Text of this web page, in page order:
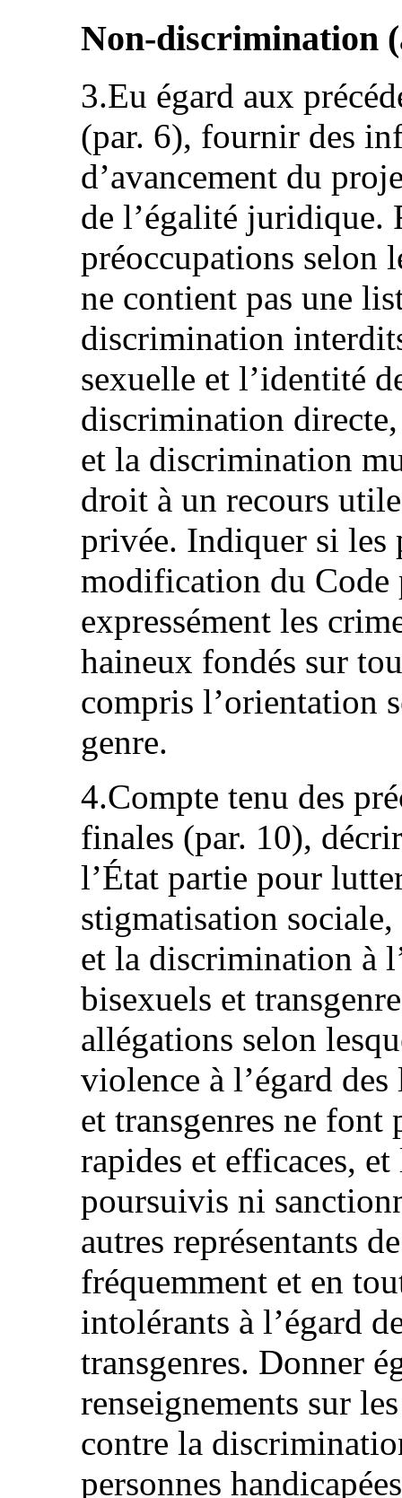
Non-discrimination
3.Eu égard aux
(par. 6), fournir des
d’avancement du
de l’égalité juridique.
préoccupations selon
ne contient pas une
discrimination
sexuelle et l’identité
discrimination
et la discrimination
droit à un recours
privée. Indiquer si les
modification du Code
expressément les
haineux fondés sur
compris l’orientation
genre.
4.Compte tenu des
finales (par. 10),
l’État partie pour
stigmatisation
et la discrimination à
bisexuels et
allégations selon
violence à l’égard
et transgenres ne font
rapides et efficaces,
poursuivis ni
autres représentants
fréquemment et en
intolérants à l’égard
transgenres. Donner
renseignements sur
contre la
personnes